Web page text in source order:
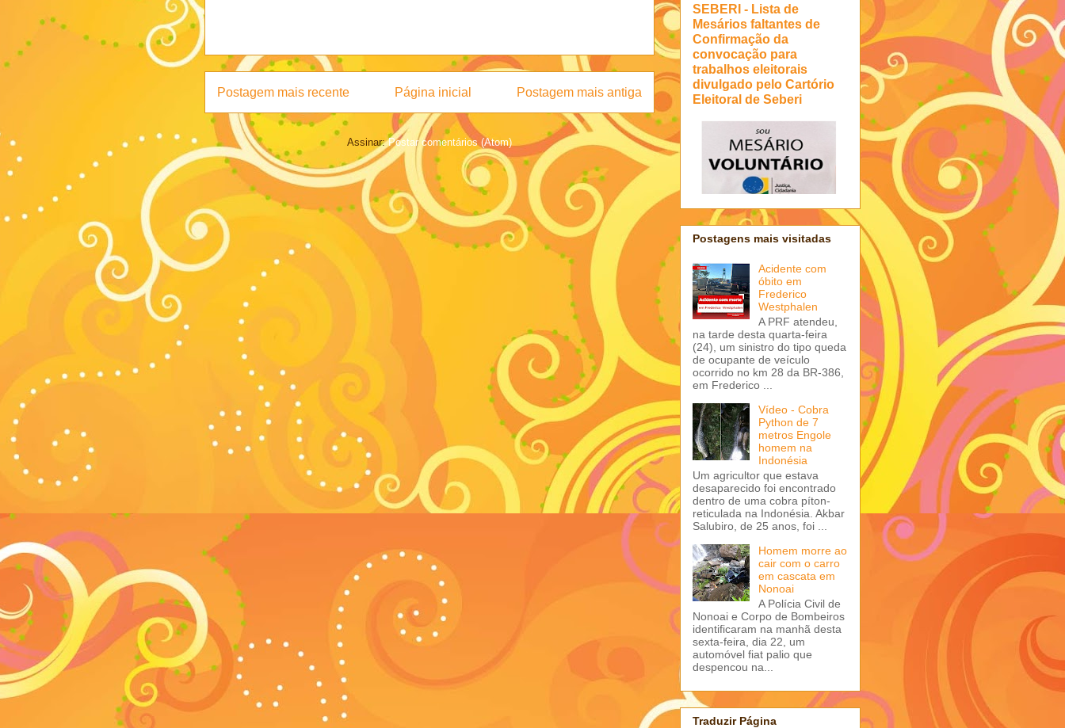
Postagem mais recente Postagem mais antiga
Página inicial
Assinar:Postar comentários (Atom)
SEBERI - Lista de
Mesários faltantes de
Confirmação da
convocação para
trabalhos eleitorais
divulgado pelo Cartório
Eleitoral de Seberi
Postagens mais visitadas
Acidente com
óbito em
Frederico
Westphalen
A PRF atendeu,
na tarde desta quarta-feira
(24), um sinistro do tipo queda
de ocupante de veículo
ocorrido no km 28 da BR-386,
em Frederico ...
Vídeo - Cobra
Python de 7
metros Engole
homem na
Indonésia
Um agricultor que estava
desaparecido foi encontrado
dentro de uma cobra píton-
reticulada na Indonésia. Akbar
Salubiro, de 25 anos, foi ...
Homem morre ao
cair com o carro
em cascata em
Nonoai
A Polícia Civil de
Nonoai e Corpo de Bombeiros
identificaram na manhã desta
sexta-feira, dia 22, um
automóvel fiat palio que
despencou na...
Traduzir Página